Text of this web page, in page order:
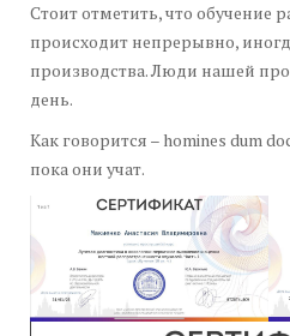
Стоит отметить, что обучение
происходит непрерывно,
производства. Люди нашей
день.
Как говорится – homines dum
пока они учат.